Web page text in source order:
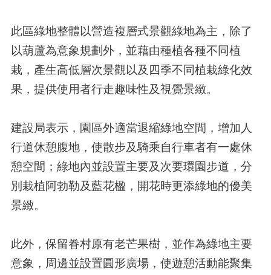
此區綠地整體以營造複層式景觀綠地為主，除了
以葫蘆為意象規劃外，並藉由種植各種不同植
栽，產生高低層次景觀以及四季不同植栽綠化效
果，提供使用者行走趣味性及視覺景緻。
建設局表示，園區外適當退縮綠地空間，增加人
行道休憩腹地，使散步及騎乘自行車者有一處休
憩空間；綠地內並設置主要及次要環園步道，分
別栽植阿勃勒及藍花楹，開花時更添綠地的優美
景緻。
此外，保留眷村原有老芒果樹，並作為綠地主要
意象，周邊並設置圓形廣場，使遊憩活動能聚集